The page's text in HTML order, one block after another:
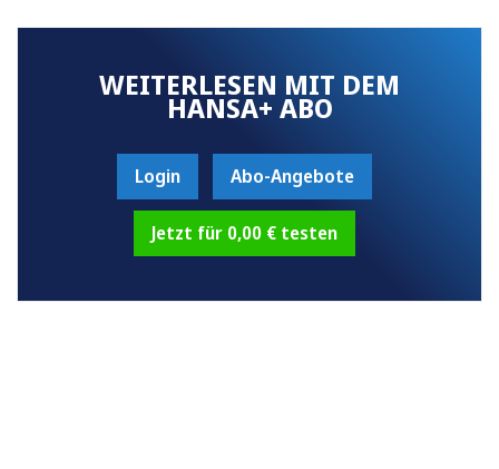
WEITERLESEN MIT DEM
HANSA+ ABO
Login Abo-Angebote
Jetzt für 0,00 € testen